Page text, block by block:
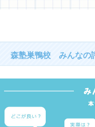
森塾巣鴨校 みんなの